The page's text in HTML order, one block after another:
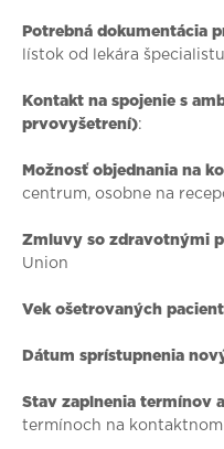
Potrebná dokumentácia
lístok od lekára
Kontakt na spojenie s
prvovyšetrení):
Možnosť objednania na
centrum, osobne na
Zmluvy so zdravotnými
Union
Vek ošetrovaných
Dátum sprístupnenia
Stav zaplnenia termínov
termínoch na